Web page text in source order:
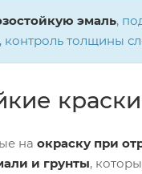
эмаль,
контроль толщины
на окраску при
и грунты,